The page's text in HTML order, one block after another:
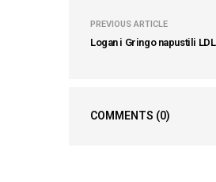
PREVIOUS ARTICLE
Logan i Gringo napustili
COMMENTS (0)